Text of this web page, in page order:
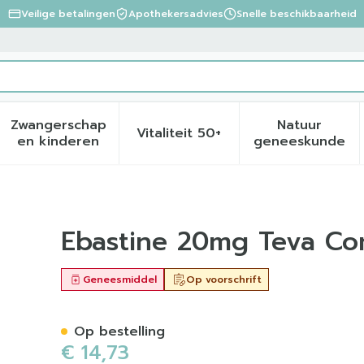
Veilige betalingen Apothekersadvies Snelle beschikbaarheid
verzorging en hygiëne categorie
voor Dieet, voeding en vitamines categorie
Zwangerschap
en kinderenToon submenu voor Zwangerschap en
Vitaliteit 50+Toon submenu voor
Natuur
geneeskunde
Toon
Odt 50 X 20mg
Ebastine 20mg Teva
Op voorschrift
Geneesmiddel
€ 14,73
Op bestelling